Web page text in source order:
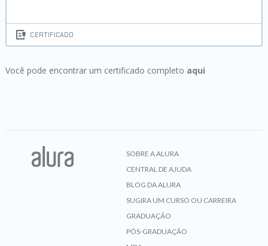
CERTIFICADO
Você pode encontrar um certificado completo aqui
SOBRE A ALURA
CENTRAL DE AJUDA
BLOG DA ALURA
SUGIRA UM CURSO OU CARREIRA
GRADUAÇÃO
PÓS-GRADUAÇÃO